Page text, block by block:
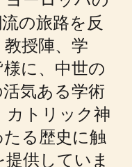
の旅路を反
授陣、学
に、中世の
気ある学術
カトリック神
る歴史に触
供していま